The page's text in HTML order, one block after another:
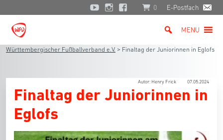
0 E-Postfach
MENU
Württembergischer Fußballverband e.V. > Finaltag der Juniorinnen in Eglofs
Autor: Henry Frick 07.05.2024
Finaltag der Juniorinnen in
Eglofs